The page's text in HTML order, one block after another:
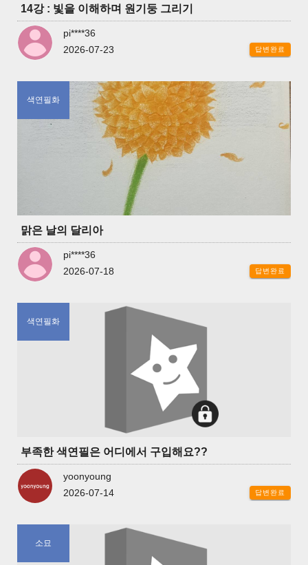
14강 : 빛을 이해하며 원기둥 그리기
pi****36
2026-07-23
답변완료
색연필화
맑은 날의 달리아
pi****36
2026-07-18
답변완료
색연필화
부족한 색연필은 어디에서 구입해요??
yoonyoung
2026-07-14
답변완료
소묘